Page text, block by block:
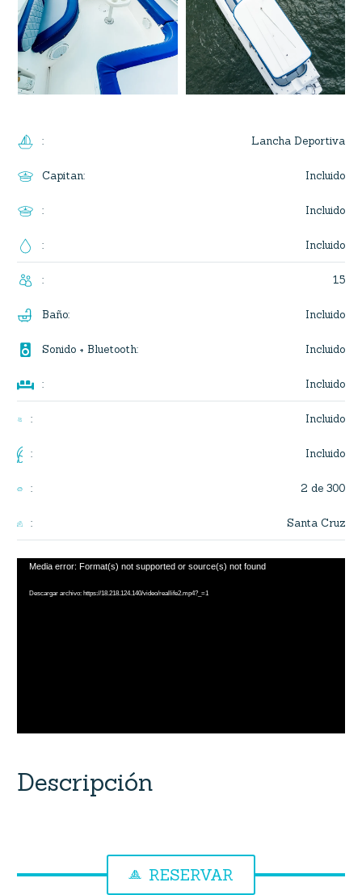
: Lancha Deportiva
Capitan: Incluido
: Incluido
: Incluido
: 15
Baño: Incluido
 Sonido + Bluetooth: Incluido
 : Incluido
: Incluido
: Incluido
: 2 de 300
: Santa Cruz
Reproductor
vídeo
Media error: Format(s) not supported or source(s) not found
Descargar archivo: https://18.218.124.140/video/reallife2.mp4?_=1
Descripción
 RESERVAR